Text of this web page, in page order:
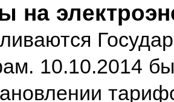
на
10.10.2014